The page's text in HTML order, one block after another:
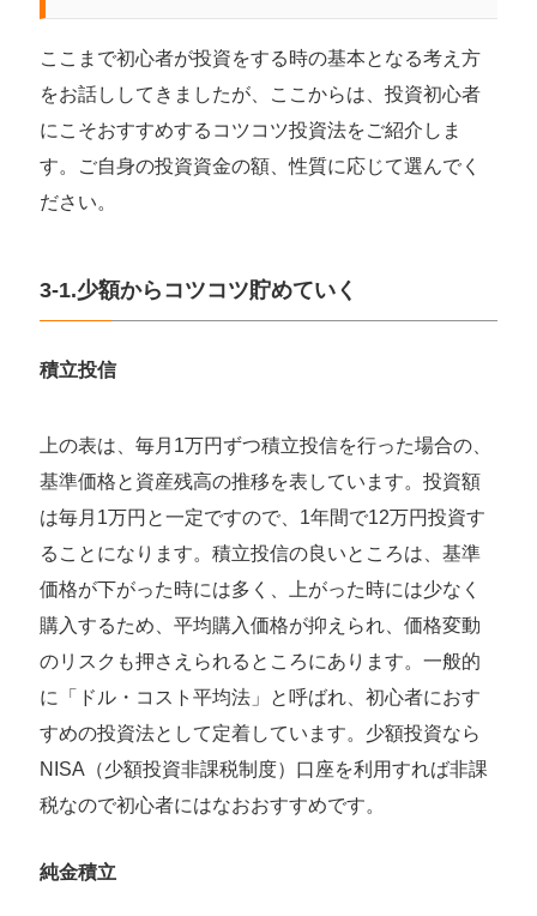
ここまで初心者が投資をする時の基本となる考え方
をお話ししてきましたが、ここからは、投資初心者
にこそおすすめするコツコツ投資法をご紹介しま
す。ご自身の投資資金の額、性質に応じて選んでく
ださい。
3-1.少額からコツコツ貯めていく
積立投信
上の表は、毎月1万円ずつ積立投信を行った場合の、
基準価格と資産残高の推移を表しています。投資額
は毎月1万円と一定ですので、1年間で12万円投資す
ることになります。積立投信の良いところは、基準
価格が下がった時には多く、上がった時には少なく
購入するため、平均購入価格が抑えられ、価格変動
のリスクも押さえられるところにあります。一般的
に「ドル・コスト平均法」と呼ばれ、初心者におす
すめの投資法として定着しています。少額投資なら
NISA（少額投資非課税制度）口座を利用すれば非課
税なので初心者にはなおおすすめです。
純金積立